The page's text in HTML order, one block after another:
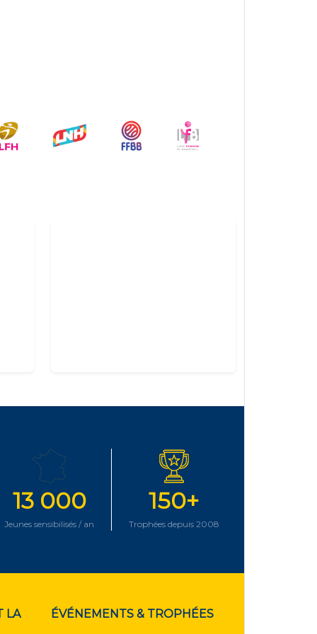
13 000
Jeunes sensibilisés / an
150+
Trophées depuis 2008
LA
ÉVÉNEMENTS & TROPHÉES